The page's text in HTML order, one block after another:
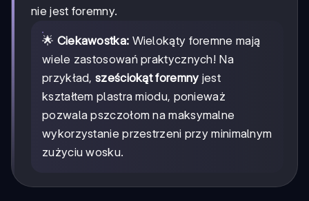
nie jest foremny.
🌟 Ciekawostka: Wielokąty foremne mają
wiele zastosowań praktycznych! Na
przykład,sześciokąt foremny jest
kształtem plastra miodu, ponieważ
pozwala pszczołom na maksymalne
wykorzystanie przestrzeni przy minimalnym
zużyciu wosku.